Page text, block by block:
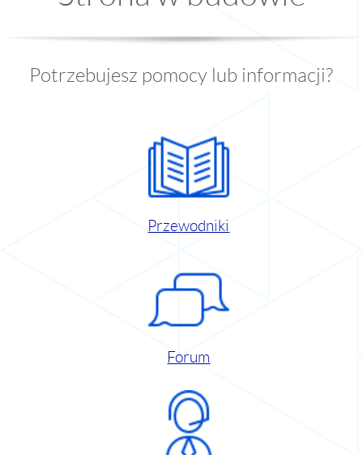
Potrzebujesz pomocy lub informacji?
Przewodniki
Forum